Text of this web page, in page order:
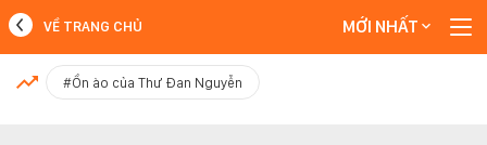
MỚI NHẤT
VỀ TRANG CHỦ MỚI NHẤT
#Ồn ào của Thư Đan Nguyễn